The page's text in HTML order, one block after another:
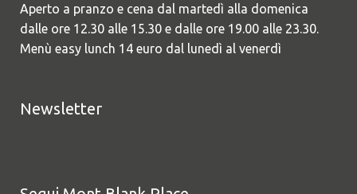
Aperto a pranzo e cena dal martedì alla domenica
dalle ore 12.30 alle 15.30 e dalle ore 19.00 alle 23.30.
Menù easy lunch 14 euro dal lunedì al venerdì
Newsletter